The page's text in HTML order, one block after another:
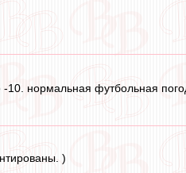
нормальная футбольная
)